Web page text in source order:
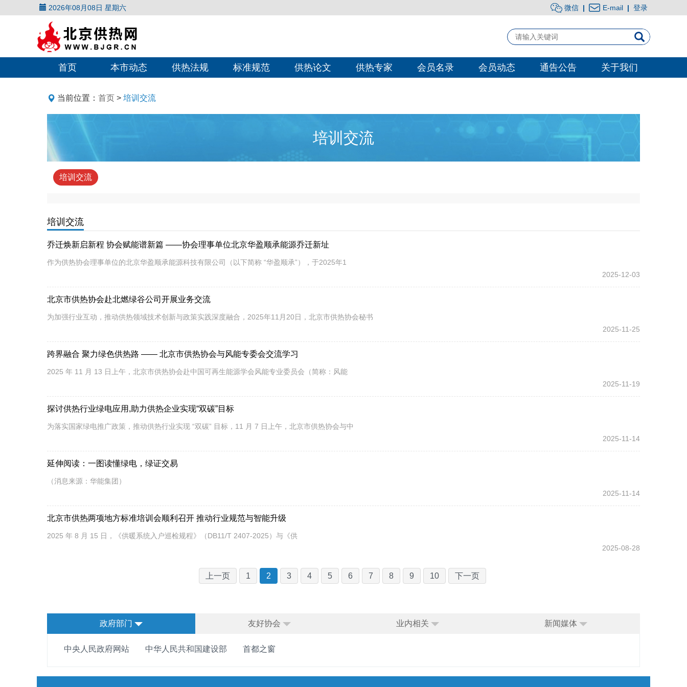
2026年08月08日 星期六 微信 | E-mail | 登录
首页 本市动态 供热法规 标准规范 供热论文 供热专家 会员名录 会员动态 通告公告 关于我们
当前位置： 首页 > 培训交流
培训交流
培训交流
培训交流
乔迁焕新启新程 协会赋能谱新篇 ——协会理事单位北京华盈顺承能源乔迁新址
作为供热协会理事单位的北京华盈顺承能源科技有限公司（以下简称 “华盈顺承”），于2025年1
2025-12-03
北京市供热协会赴北燃绿谷公司开展业务交流
为加强行业互动，推动供热领域技术创新与政策实践深度融合，2025年11月20日，北京市供热协会秘书
2025-11-25
跨界融合 聚力绿色供热路 —— 北京市供热协会与风能专委会交流学习
2025 年 11 月 13 日上午，北京市供热协会赴中国可再生能源学会风能专业委员会（简称：风能
2025-11-19
探讨供热行业绿电应用,助力供热企业实现“双碳”目标
为落实国家绿电推广政策，推动供热行业实现 “双碳” 目标，11 月 7 日上午，北京市供热协会与中
2025-11-14
延伸阅读：一图读懂绿电，绿证交易
（消息来源：华能集团）
2025-11-14
北京市供热两项地方标准培训会顺利召开 推动行业规范与智能升级
2025 年 8 月 15 日，《供暖系统入户巡检规程》（DB11/T 2407-2025）与《供
2025-08-28
上一页 1 2 3 4 5 6 7 8 9 10 下一页
政府部门 友好协会 业内相关 新闻媒体
中央人民政府网站 中华人民共和国建设部 首都之窗